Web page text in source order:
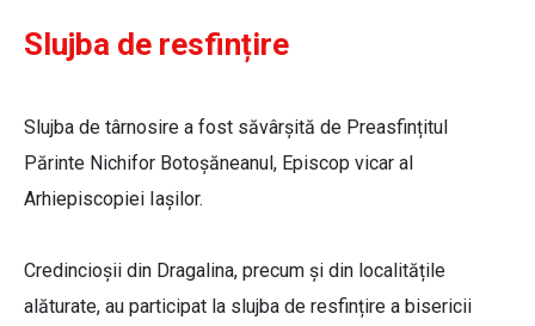
Slujba de resfințire
Slujba de târnosire a fost săvârșită de Preasfințitul
Părinte Nichifor Botoșăneanul, Episcop vicar al
Arhiepiscopiei Iașilor.
Credincioșii din Dragalina, precum și din localitățile
alăturate, au participat la slujba de resfințire a bisericii